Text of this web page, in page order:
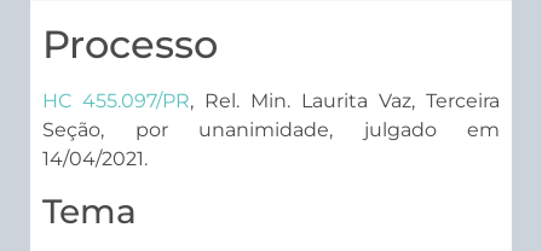
Processo
HC 455.097/PR, Rel. Min. Laurita Vaz, Terceira
Seção, por unanimidade, julgado em
14/04/2021.
Tema